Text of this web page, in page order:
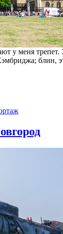
у меня
блин,